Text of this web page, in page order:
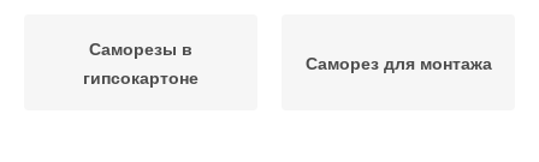
Саморезы в
гипсокартоне
Саморез для монтажа